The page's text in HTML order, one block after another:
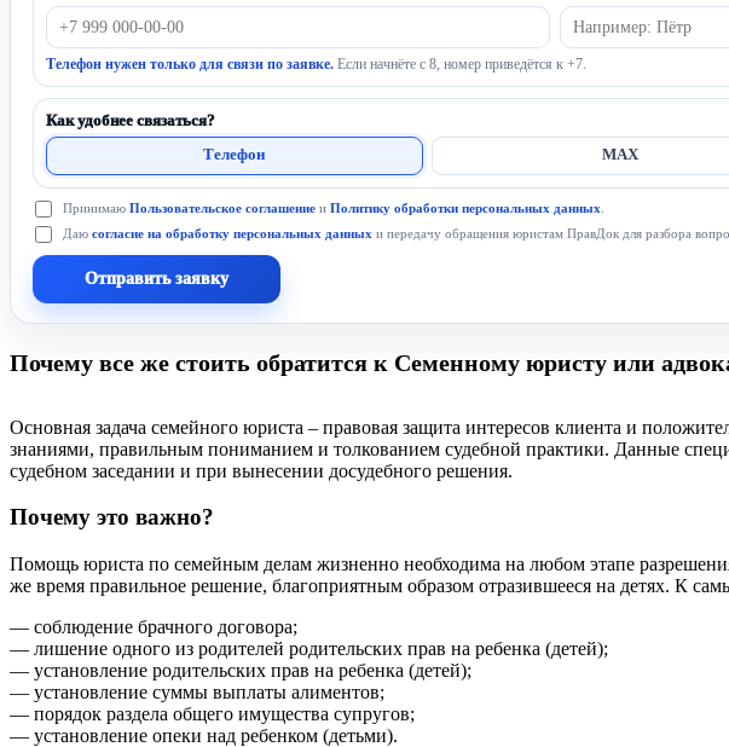
Телефон нужен только для связи по заявке. Если начнёте с 8, номер приведётся к +7.
Как удобнее связаться?
Телефон MAX
Принимаю Пользовательское соглашение и Политику обработки персональных данных
Даю согласие на обработку персональных данных и передачу обращения юристам ПравДок для разбора
Отправить заявку
Почему все же стоить обратится к Семенному юристу или
Основная задача семейного юриста – правовая защита интересов клиента и
знаниями, правильным пониманием и толкованием судебной практики. Данные
судебном заседании и при вынесении досудебного решения.
Почему это важно?
Помощь юриста по семейным делам жизненно необходима на любом этапе
же время правильное решение, благоприятным образом отразившееся на детях. К
— соблюдение брачного договора;
— лишение одного из родителей родительских прав на ребенка (детей);
— установление родительских прав на ребенка (детей);
— установление суммы выплаты алиментов;
— порядок раздела общего имущества супругов;
— установление опеки над ребенком (детьми).